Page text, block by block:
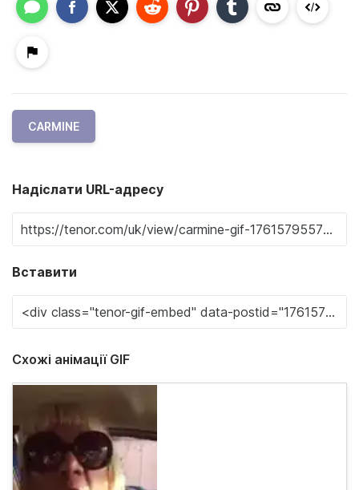
CARMINE
Надіслати URL-адресу
Вставити
Схожі анімації GIF